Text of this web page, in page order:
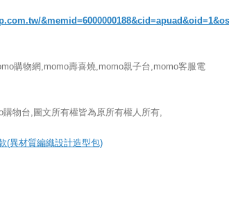
購物網,momo壽喜燒,momo親子台,momo客服電
物台,圖文所有權皆為原所有權人所有,
(異材質編織設計造型包)